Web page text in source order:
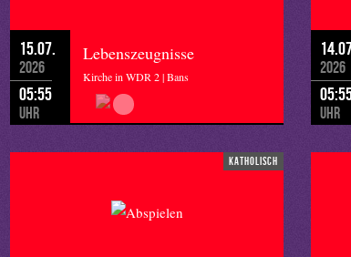
15.07.
2026
05:55
Uhr
Lebenszeugnisse
Kirche in WDR 2 | Bans
2026
Uhr
katholisch